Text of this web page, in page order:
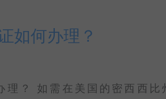
如何办理？
？ 如需在美国的密西西比